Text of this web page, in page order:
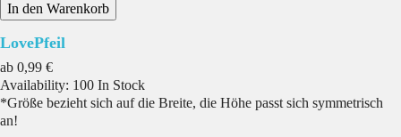
In den Warenkorb
LovePfeil
ab Preis
0,99 €
Availability: 100 In Stock
*Größe bezieht sich auf die Breite, die Höhe passt sich symmetrisch
an!